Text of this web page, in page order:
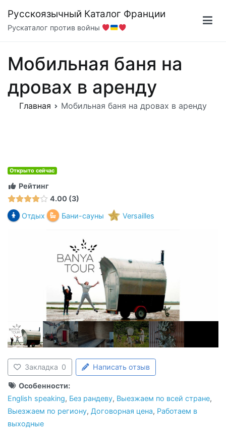
содержимому
Русскоязычный Каталог Франции
Рускаталог против войны
Мобильная баня на
дровах в аренду
Главная Мобильная баня на дровах в аренду
Открыто сейчас
Рейтинг
4.00 3
Отдых
Бани-сауны Versailles
Закладка 0 Написать отзыв
Особенности:
English speaking, Без рандеву, Выезжаем по всей стране,
Выезжаем по региону, Договорная цена, Работаем в
выходные